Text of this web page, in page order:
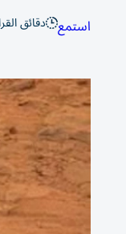
استمع دقائق